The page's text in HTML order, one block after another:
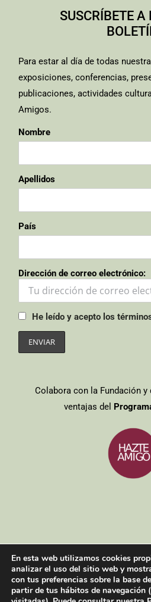
SUSCRÍBETE A
Para estar al día de todas
exposiciones, conferencias,
publicaciones, actividades
Amigos.
Nombre
Apellidos
País
Dirección de correo electrónico:
He leído y acepto los
Colabora con la Fundación
ventajas del
de
Copyright 2021| Todos los
En esta web utilizamos cookies
analizar el uso del sitio web y
con tus preferencias sobre la base
partir de tus hábitos de navegación